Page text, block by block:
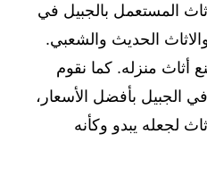
المستعمل بالجبيل في
الحديث والشعبي.
أثاث منزله. كما نقوم
الجبيل بأفضل الأسعار،
لجعله يبدو وكأنه